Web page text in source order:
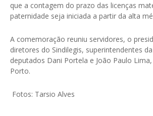
que a contagem do prazo das licenças
paternidade seja iniciada a partir da alta
A comemoração reuniu servidores, o
diretores do Sindilegis, superintendentes
deputados Dani Portela e João Paulo
Porto.
Fotos: Tarsio Alves